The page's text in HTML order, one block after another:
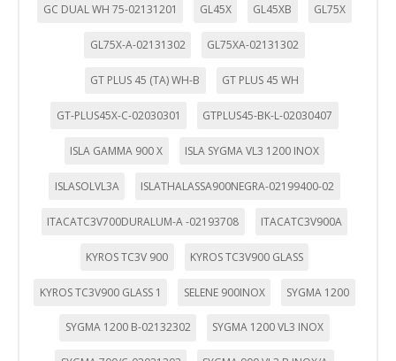
GC DUAL WH 75-02131201 GL45X GL45XB GL75X
GL75X-A-02131302 GL75XA-02131302
GT PLUS 45 (TA) WH-B GT PLUS 45 WH
GT-PLUS45X-C-02030301 GTPLUS45-BK-L-02030407
ISLA GAMMA 900 X ISLA SYGMA VL3 1200 INOX
ISLASOLVL3A ISLATHALASSA900NEGRA-02199400-02
ITACATC3V700DURALUM-A -02193708 ITACATC3V900A
KYROS TC3V 900 KYROS TC3V900 GLASS
KYROS TC3V900 GLASS 1 SELENE 900INOX SYGMA 1200
SYGMA 1200 B-02132302 SYGMA 1200 VL3 INOX
Estas cookies son necesarias para que el sitio web
Puede configurar su navegador para bloquear o alertar
funcionarán. Estas cookies no almacenan ninguna
Cookies Utilizadas:
wp-settings-time-1, _evCo, _evCoLT